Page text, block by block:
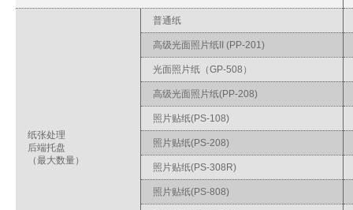
纸张处理
后端托盘
（最大数量）
普通纸
高级光面照片纸II (PP-201)
光面照片纸（GP-508）
高级光面照片纸(PP-208)
照片贴纸(PS-108)
照片贴纸(PS-208)
照片贴纸(PS-308R)
照片贴纸(PS-808)